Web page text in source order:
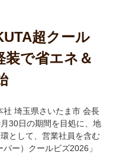
超クール
装で省エネ＆
社 埼玉県さいたま市 会長
30日の期間を目処に、地
として、営業社員を含む
ー）クールビズ2026」